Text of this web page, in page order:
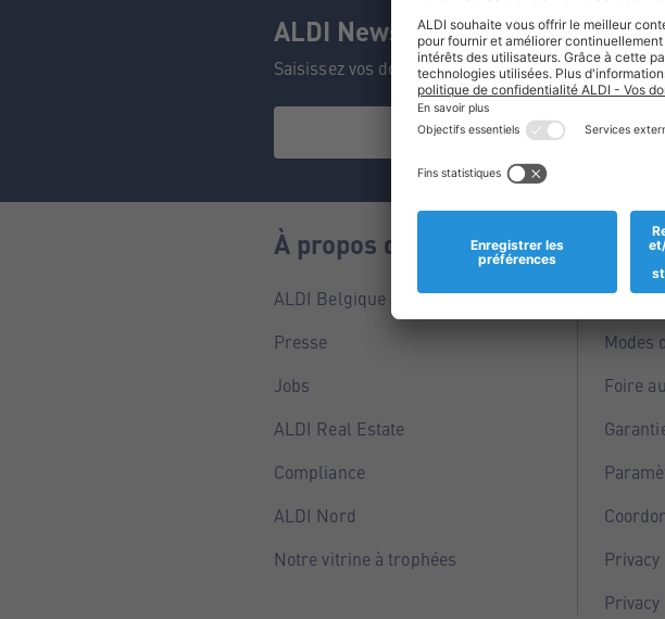
ALDI Newsletter
Saisissez vos données et ne manquez aucune de
À propos de nous
ALDI Belgique
Presse
Jobs
ALDI Real Estate
Compliance
ALDI Nord
Notre vitrine à trophées
Modes
Foire